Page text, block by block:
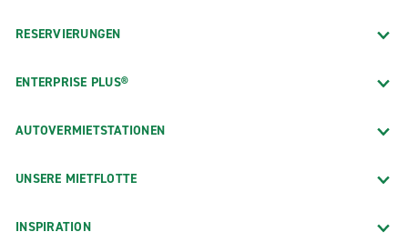
RESERVIERUNGEN
ENTERPRISE PLUS®
AUTOVERMIETSTATIONEN
UNSERE MIETFLOTTE
INSPIRATION